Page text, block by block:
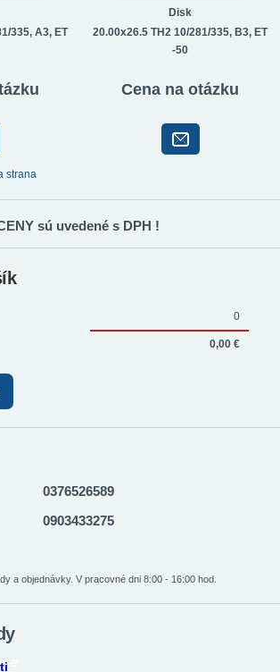
335, A3, ET
Disk
20.00x26.5 TH2 10/281/335, B3, ET
-50
Cena na otázku
strana
sú uvedené s DPH !
0
0,00 €
0376526589
0903433275
a objednávky. V pracovné dni 8:00 - 16:00 hod.